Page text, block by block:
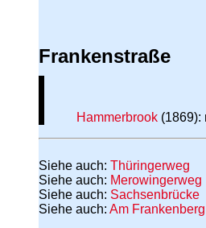
Frankenstraße
Hammerbrook (1869):
Siehe auch: Thüringerweg
Siehe auch: Merowingerweg
Siehe auch: Sachsenbrücke
Siehe auch: Am Frankenberg